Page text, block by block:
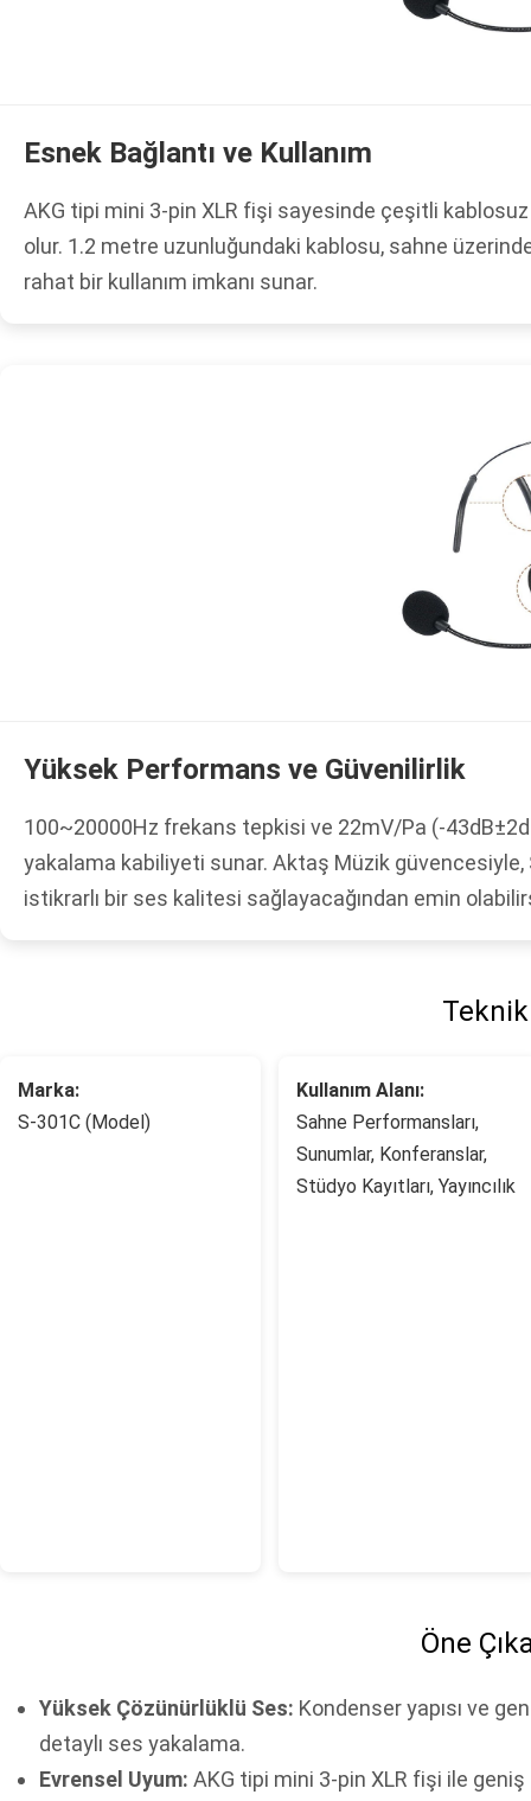
Esnek Bağlantı ve Kullanım
AKG tipi mini 3-pin XLR fişi sayesinde çeşitli
olur. 1.2 metre uzunluğundaki kablosu, sahne
rahat bir kullanım imkanı sunar.
Yüksek Performans ve Güvenilirlik
100~20000Hz frekans tepkisi ve 22mV/Pa (-
yakalama kabiliyeti sunar. Aktaş Müzik
istikrarlı bir ses kalitesi sağlayacağından emin
Marka:
S-301C (Model)
Kullanım Alanı:
Sahne Performansları,
Sunumlar, Konferanslar,
Stüdyo Kayıtları, Yayıncılık
Öne
Yüksek Çözünürlüklü Ses: Kondenser yapısı ve
detaylı ses yakalama.
Evrensel Uyum: AKG tipi mini 3-pin XLR fişi ile